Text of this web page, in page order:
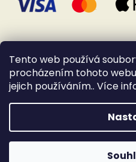
Tento web používá
procházením tohoto
jejich používáním.. Více
Copyright 2026